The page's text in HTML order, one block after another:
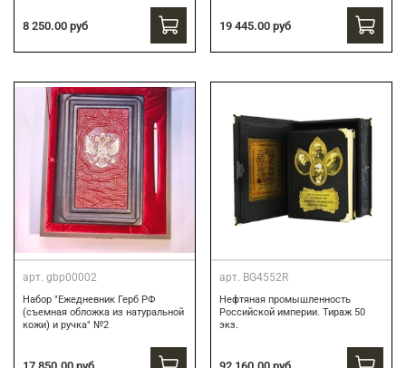
8 250.00 руб 19 445.00 руб
арт. gbp00002
Набор "Ежедневник Герб РФ
(съемная обложка из натуральной
кожи) и ручка" №2
арт. BG4552R
Нефтяная промышленность
Российской империи. Тираж 50
экз.